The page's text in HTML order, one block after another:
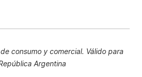
consumo y comercial. Válido para
Argentina